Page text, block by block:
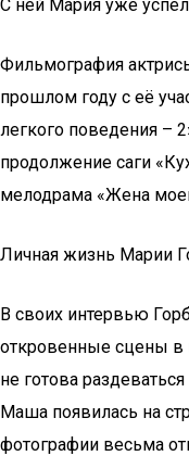
С ней Мария уже
Фильмография
прошлом году с её
легкого поведения –
продолжение саги
мелодрама «Жена
Личная жизнь Марии
В своих интервью
откровенные сцены в
не готова
Маша появилась на
фотографии весьма